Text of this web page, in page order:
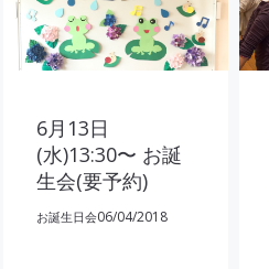
6月13日
(水)13:30〜 お誕
生会(要予約)
お誕生日会06/04/2018